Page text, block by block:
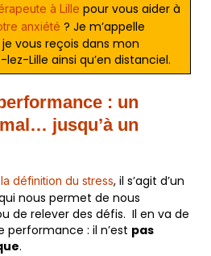
à Lille pour vous aider à
anxiété ? Je m’appelle
vous reçois dans mon
Lille ainsi qu’en distanciel.
: un
jusqu’à un
la définition du stress, il s’agit d’un
nous permet de nous
de relever des défis. Il en va de
performance : il n’est pas
.